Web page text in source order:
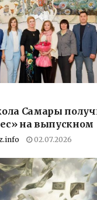
Самары
на выпускном
02.07.2026